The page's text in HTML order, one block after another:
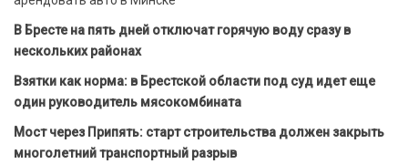
В Бресте на пять дней отключат горячую воду сразу в
нескольких районах
Взятки как норма: в Брестской области под суд идет еще
один руководитель мясокомбината
Мост через Припять: старт строительства должен закрыть
многолетний транспортный разрыв